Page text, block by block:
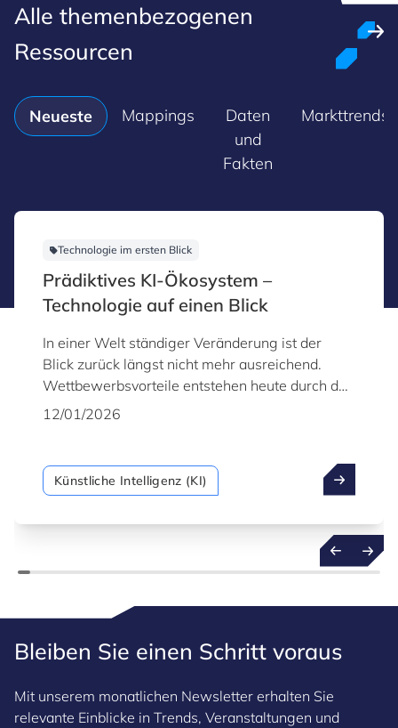
Alle themenbezogenen
Ressourcen
Neueste Mappings
Daten
und
Fakten
Markttrends
Technologie im ersten Blick
Prädiktives KI-Ökosystem –
Technologie auf einen Blick
In einer Welt ständiger Veränderung ist der
Blick zurück längst nicht mehr ausreichend.
Wettbewerbsvorteile entstehen heute durch das
frühzeitige Erkennen kommender
Organisationen den Übergang von einer
reaktiven zu einer proaktiven Arbeitsweise
vergangene Daten zu analysieren, sondern auf
größerer Sicherheit zu prognostizieren.
12/01/2026
Künstliche Intelligenz (KI)
Bleiben Sie einen Schritt voraus
Mit unserem monatlichen Newsletter erhalten Sie
relevante Einblicke in Trends, Veranstaltungen und